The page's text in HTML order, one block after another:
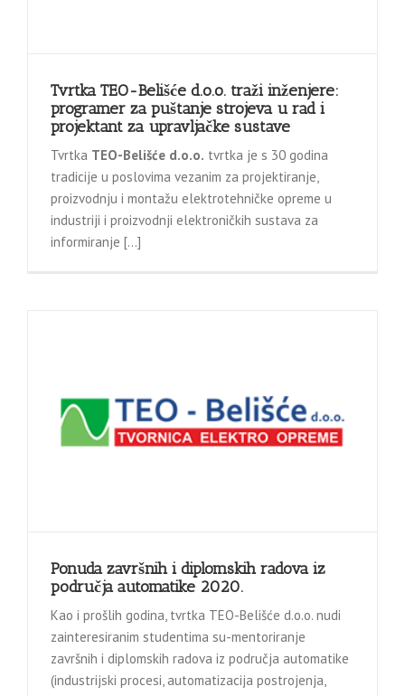
Tvrtka TEO-Belišće d.o.o. traži inženjere:
programer za puštanje strojeva u rad i
projektant za upravljačke sustave
Tvrtka TEO-Belišće d.o.o. tvrtka je s 30 godina
tradicije u poslovima vezanim za projektiranje,
proizvodnju i montažu elektrotehničke opreme u
industriji i proizvodnji elektroničkih sustava za
informiranje […]
Ponuda završnih i diplomskih radova iz
područja automatike 2020.
Kao i prošlih godina, tvrtka TEO-Belišće d.o.o. nudi
zainteresiranim studentima su-mentoriranje
završnih i diplomskih radova iz područja automatike
(industrijski procesi, automatizacija postrojenja,